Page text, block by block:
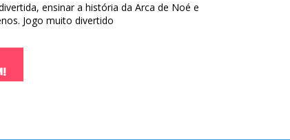
ensinar a história da Arca de Noé e
Jogo muito divertido